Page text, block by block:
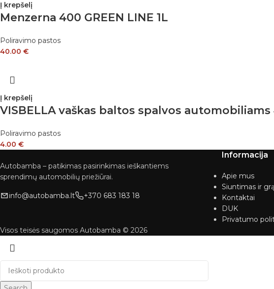
Į krepšelį
Menzerna 400 GREEN LINE 1L
Poliravimo pastos
40.00 €
Į krepšelį
VISBELLA vaškas baltos spalvos automobiliams
Poliravimo pastos
4.00 €
Autobamba – patikimas pasirinkimas ieškantiems
sprendimų automobilių priežiūrai.
info@autobamba.lt +370 683 183 18
Informacija
Apie mus
Siuntimas ir
Kontaktai
DUK
Privatumo
Visos teisės saugomos Autobamba © 2026